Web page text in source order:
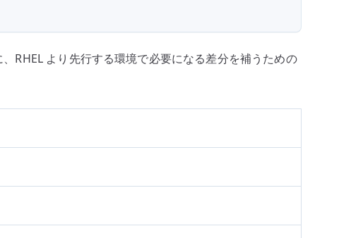
RHEL より先行する環境で必要になる差分を補うための